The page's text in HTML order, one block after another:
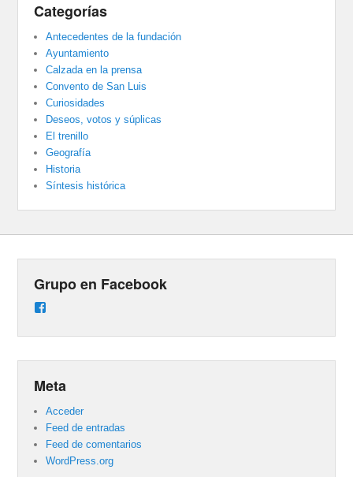
Categorías
Antecedentes de la fundación
Ayuntamiento
Calzada en la prensa
Convento de San Luis
Curiosidades
Deseos, votos y súplicas
El trenillo
Geografía
Historia
Síntesis histórica
Grupo en Facebook
en
Meta
Acceder
Feed de entradas
Feed de comentarios
WordPress.org